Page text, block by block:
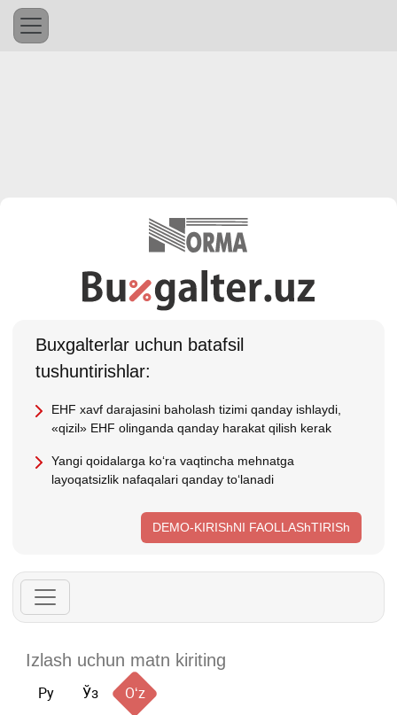
Buхgalterlar uchun batafsil
tushuntirishlar:
EHF хavf darajasini baholash tizimi qanday ishlaydi,
«qizil» EHF olinganda qanday harakat qilish kerak
Yangi qoidalarga koʻra vaqtincha mehnatga
layoqatsizlik nafaqalari qanday toʻlanadi
DEMO-KIRIShNI FAOLLAShTIRISh
Ру Ўз Oʻz